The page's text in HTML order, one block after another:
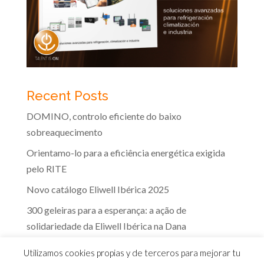
Recent Posts
DOMINO, controlo eficiente do baixo
sobreaquecimento
Orientamo-lo para a eficiência energética exigida
pelo RITE
Novo catálogo Eliwell Ibérica 2025
300 geleiras para a esperança: a ação de
solidariedade da Eliwell Ibérica na Dana
Utilizamos cookies propias y de terceros para mejorar tu